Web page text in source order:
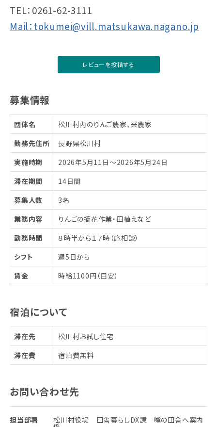
TEL：0261-62-3111
Mail： tokumei@vill.matsukawa.nagano.jp
レビューを投稿する
募集情報
団体名
松川村内のりんご農家、米農家
勤務先住所
長野県松川村
実施時期
2026年5月11日〜2026年5月24日
滞在期間
14日間
募集人数
3名
業務内容
りんごの摘花作業・田植えなど
勤務時間
８時半から１７時（応相談）
シフト
週5日から
賃金
時給1100円（目安）
宿泊について
滞在先
松川村お試し住宅
滞在費
宿泊費無料
お問い合わせ先
担当部署 松川村役場 田舎暮らしDX課 噂の田舎へ案内